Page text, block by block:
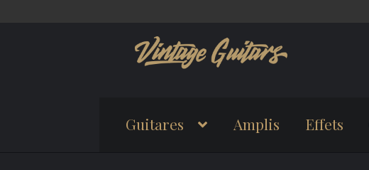
la
au
contenu
Guitares Amplis Effets